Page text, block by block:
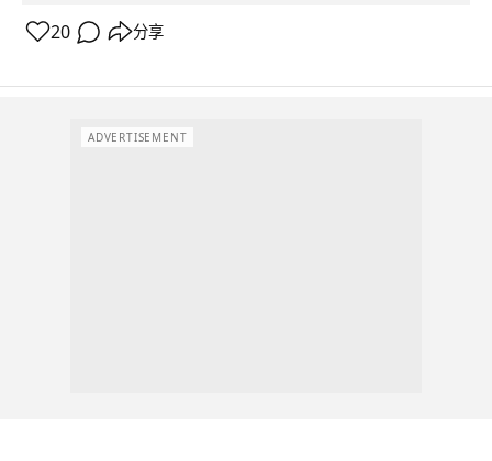
20 分享
ADVERTISEMENT